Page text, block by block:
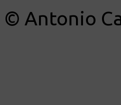
© Antonio